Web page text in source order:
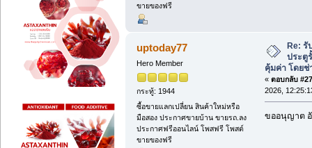
ขายของฟรี
uptoday77
Hero Member
กระทู้: 1944
ซื้อขายแลกเปลี่ยน สินค้าใหม่หรือ
มือสอง ประกาศขายบ้าน ขายรถ.ลง
ประกาศฟรีออนไลน์ โพสฟรี โพสต์
ขายของฟรี
Re:
ประตู
คุ้มค่า โดยช่
« ตอบกลับ
2026,
ขออนุญาต